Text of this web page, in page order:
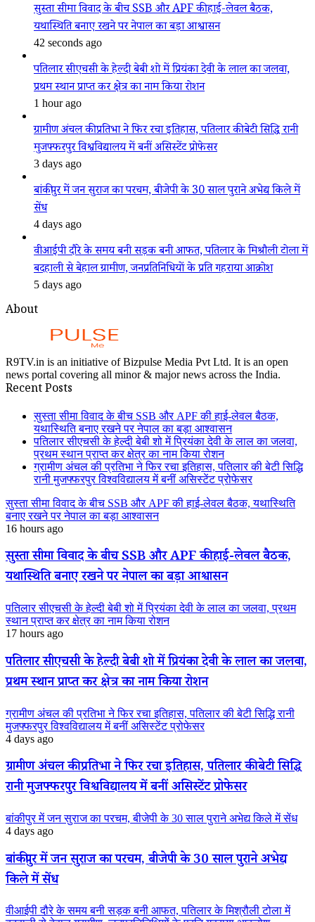
सुस्ता सीमा विवाद के बीच SSB और APF की हाई-लेवल बैठक,
यथास्थिति बनाए रखने पर नेपाल का बड़ा आश्वासन
42 seconds ago
पतिलार सीएचसी के हेल्दी बेबी शो में प्रियंका देवी के लाल का जलवा,
प्रथम स्थान प्राप्त कर क्षेत्र का नाम किया रोशन
1 hour ago
ग्रामीण अंचल की प्रतिभा ने फिर रचा इतिहास, पतिलार की बेटी सिद्धि रानी
मुजफ्फरपुर विश्वविद्यालय में बनीं असिस्टेंट प्रोफेसर
3 days ago
बांकीपुर में जन सुराज का परचम, बीजेपी के 30 साल पुराने अभेद्य किले में
सेंध
4 days ago
वीआईपी दौरे के समय बनी सड़क बनी आफत, पतिलार के मिश्रौली टोला में
बदहाली से बेहाल ग्रामीण, जनप्रतिनिधियों के प्रति गहराया आक्रोश
5 days ago
About
R9TV.in is an initiative of Bizpulse Media Pvt Ltd. It is an open
news portal covering all minor & major news across the India.
Recent Posts
सुस्ता सीमा विवाद के बीच SSB और APF की हाई-लेवल बैठक,
यथास्थिति बनाए रखने पर नेपाल का बड़ा आश्वासन
पतिलार सीएचसी के हेल्दी बेबी शो में प्रियंका देवी के लाल का जलवा,
प्रथम स्थान प्राप्त कर क्षेत्र का नाम किया रोशन
ग्रामीण अंचल की प्रतिभा ने फिर रचा इतिहास, पतिलार की बेटी सिद्धि
रानी मुजफ्फरपुर विश्वविद्यालय में बनीं असिस्टेंट प्रोफेसर
सुस्ता सीमा विवाद के बीच SSB और APF की हाई-लेवल बैठक, यथास्थिति
बनाए रखने पर नेपाल का बड़ा आश्वासन
16 hours ago
सुस्ता सीमा विवाद के बीच SSB और APF की हाई-लेवल बैठक,
यथास्थिति बनाए रखने पर नेपाल का बड़ा आश्वासन
पतिलार सीएचसी के हेल्दी बेबी शो में प्रियंका देवी के लाल का जलवा, प्रथम
स्थान प्राप्त कर क्षेत्र का नाम किया रोशन
17 hours ago
पतिलार सीएचसी के हेल्दी बेबी शो में प्रियंका देवी के लाल का जलवा,
प्रथम स्थान प्राप्त कर क्षेत्र का नाम किया रोशन
ग्रामीण अंचल की प्रतिभा ने फिर रचा इतिहास, पतिलार की बेटी सिद्धि रानी
मुजफ्फरपुर विश्वविद्यालय में बनीं असिस्टेंट प्रोफेसर
4 days ago
ग्रामीण अंचल की प्रतिभा ने फिर रचा इतिहास, पतिलार की बेटी सिद्धि
रानी मुजफ्फरपुर विश्वविद्यालय में बनीं असिस्टेंट प्रोफेसर
बांकीपुर में जन सुराज का परचम, बीजेपी के 30 साल पुराने अभेद्य किले में सेंध
4 days ago
बांकीपुर में जन सुराज का परचम, बीजेपी के 30 साल पुराने अभेद्य
किले में सेंध
वीआईपी दौरे के समय बनी सड़क बनी आफत, पतिलार के मिश्रौली टोला में